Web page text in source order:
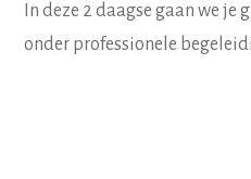
In deze 2 daagse gaan we je
onder professionele